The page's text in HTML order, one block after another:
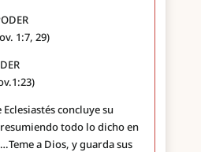
1:7, 29)
concluye su
todo lo dicho en
a Dios, y guarda sus